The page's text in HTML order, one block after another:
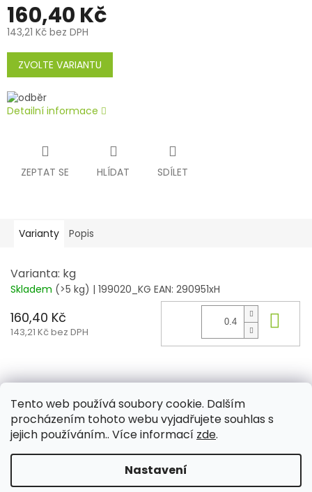
Tento web používá soubory cookie. Dalším
procházením tohoto webu vyjadřujete souhlas s
jejich používáním.. Více informací zde.
Nastavení
160,40 Kč
143,21 Kč bez DPH
Měrná
cena:
ZVOLTE VARIANTU
Detailní informace
ZEPTAT SE HLÍDAT SDÍLET
Varianty Popis
Varianta: kg
Skladem (>5 kg) | 199020_KG EAN: 290951xH
160,40 Kč
143,21 Kč bez DPH
Z
Aktuality Kamenné prodejny Kosmetika Provita
Vytvořil Shoptet